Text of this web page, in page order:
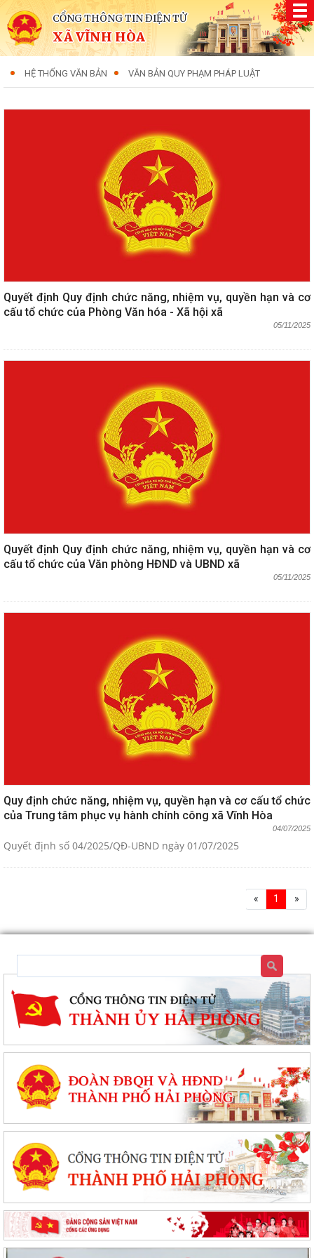
CỔNG THÔNG TIN ĐIỆN TỬ
XÃ VĨNH HÒA
HỆ THỐNG VĂN BẢN VĂN BẢN QUY PHẠM PHÁP LUẬT
Quyết định Quy định chức năng, nhiệm vụ, quyền hạn và cơ
cấu tổ chức của Phòng Văn hóa - Xã hội xã
05/11/2025
Quyết định Quy định chức năng, nhiệm vụ, quyền hạn và cơ
cấu tổ chức của Văn phòng HĐND và UBND xã
05/11/2025
Quy định chức năng, nhiệm vụ, quyền hạn và cơ cấu tổ chức
của Trung tâm phục vụ hành chính công xã Vĩnh Hòa
04/07/2025
Quyết định số 04/2025/QĐ-UBND ngày 01/07/2025
« 1 »